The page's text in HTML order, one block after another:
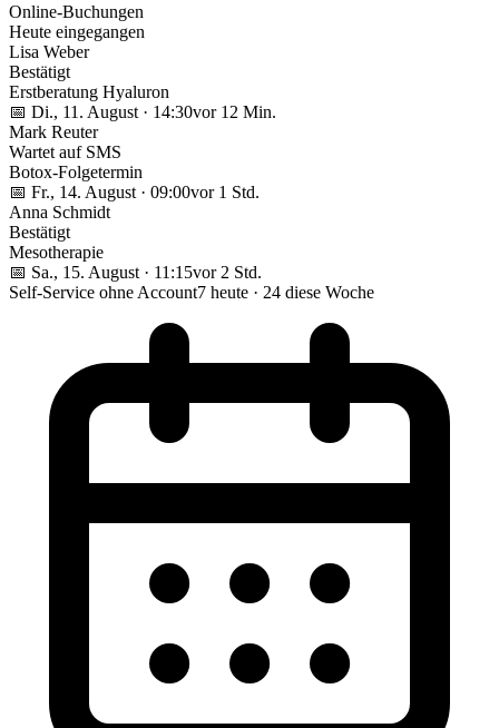
Online-Buchungen
Heute eingegangen
Lisa Weber
Bestätigt
Erstberatung Hyaluron
📅 Di., 11. August · 14:30vor 12 Min.
Mark Reuter
Wartet auf SMS
Botox-Folgetermin
📅 Fr., 14. August · 09:00vor 1 Std.
Anna Schmidt
Bestätigt
Mesotherapie
📅 Sa., 15. August · 11:15vor 2 Std.
Self-Service ohne Account7 heute · 24 diese Woche